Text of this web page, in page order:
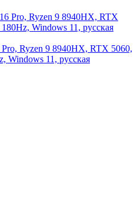
Ryzen 9 8940HX, RTX 5060,
Windows 11, русская